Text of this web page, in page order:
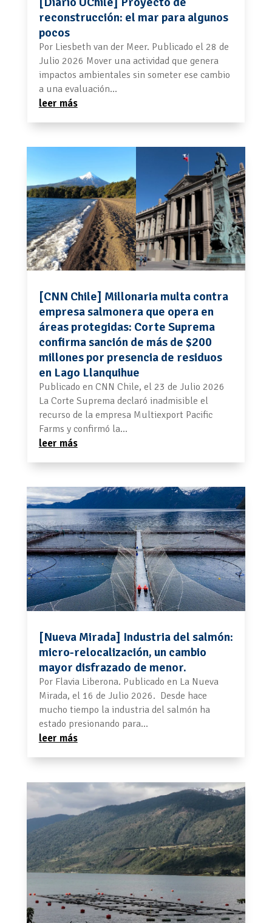
reconstrucción: el mar para algunos
pocos
Por Liesbeth van der Meer. Publicado el 28 de
Julio 2026 Mover una actividad que genera
impactos ambientales sin someter ese cambio
a una evaluación...
leer más
[CNN Chile] Millonaria multa contra
empresa salmonera que opera en
áreas protegidas: Corte Suprema
confirma sanción de más de $200
millones por presencia de residuos
en Lago Llanquihue
Publicado en CNN Chile, el 23 de Julio 2026
La Corte Suprema declaró inadmisible el
recurso de la empresa Multiexport Pacific
Farms y confirmó la...
leer más
[Nueva Mirada] Industria del salmón:
micro-relocalización, un cambio
mayor disfrazado de menor.
Por Flavia Liberona. Publicado en La Nueva
Mirada, el 16 de Julio 2026. Desde hace
mucho tiempo la industria del salmón ha
estado presionando para...
leer más